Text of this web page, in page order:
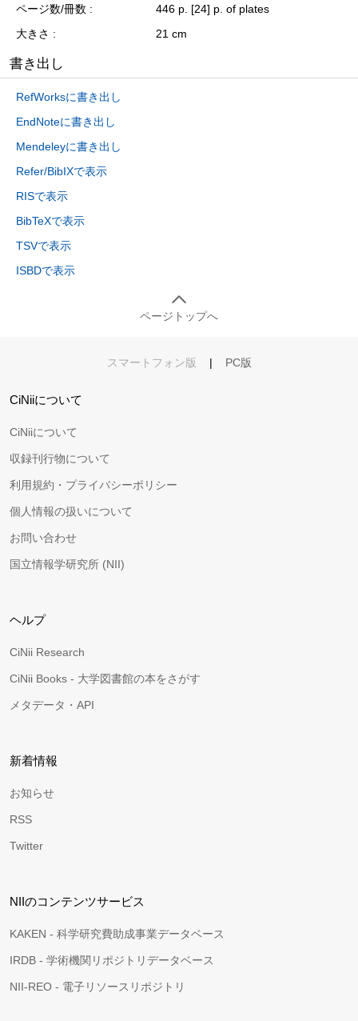
ページ数/冊数
446 p. [24] p. of plates
大きさ
21 cm
書き出し
RefWorksに書き出し
EndNoteに書き出し
Mendeleyに書き出し
Refer/BibIXで表示
RISで表示
BibTeXで表示
TSVで表示
ISBDで表示
ページトップへ
スマートフォン版 | PC版
CiNiiについて
CiNiiについて
収録刊行物について
利用規約・プライバシーポリシー
個人情報の扱いについて
お問い合わせ
国立情報学研究所 (NII)
ヘルプ
CiNii Research
CiNii Books - 大学図書館の本をさがす
メタデータ・API
新着情報
お知らせ
RSS
Twitter
NIIのコンテンツサービス
KAKEN - 科学研究費助成事業データベース
IRDB - 学術機関リポジトリデータベース
NII-REO - 電子リソースリポジトリ